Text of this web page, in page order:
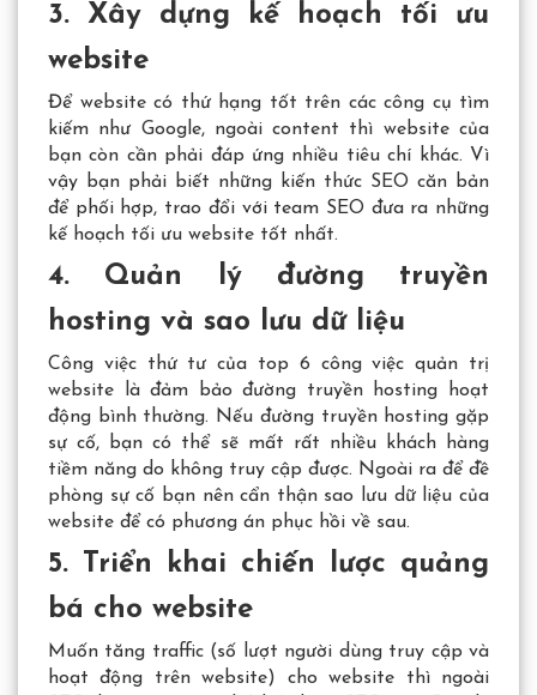
3. Xây dựng kế hoạch tối ưu
website
Để website có thứ hạng tốt trên các công cụ tìm
kiếm như Google, ngoài content thì website của
bạn còn cần phải đáp ứng nhiều tiêu chí khác. Vì
vậy bạn phải biết những kiến thức SEO căn bản
để phối hợp, trao đổi với team SEO đưa ra những
kế hoạch tối ưu website tốt nhất.
4. Quản lý đường truyền
hosting và sao lưu dữ liệu
Công việc thứ tư của top 6 công việc quản trị
website là đảm bảo đường truyền hosting hoạt
động bình thường. Nếu đường truyền hosting gặp
sự cố, bạn có thể sẽ mất rất nhiều khách hàng
tiềm năng do không truy cập được. Ngoài ra để đề
phòng sự cố bạn nên cẩn thận sao lưu dữ liệu của
website để có phương án phục hồi về sau.
5. Triển khai chiến lược quảng
bá cho website
Muốn tăng traffic (số lượt người dùng truy cập và
hoạt động trên website) cho website thì ngoài